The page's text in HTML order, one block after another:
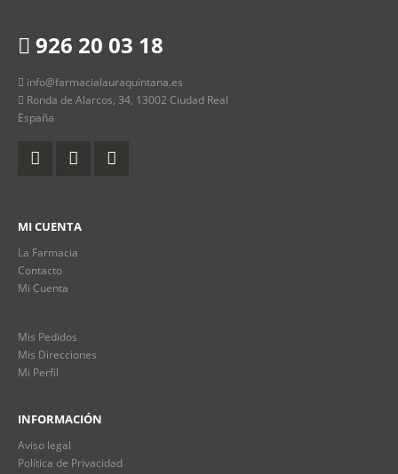
926 20 03 18
info@farmacialauraquintana.es
Ronda de Alarcos, 34, 13002 Ciudad Real
España
MI CUENTA
La Farmacia
Contacto
Mi Cuenta
Mis Pedidos
Mis Direcciones
Mi Perfil
INFORMACIÓN
Aviso legal
Política de Privacidad